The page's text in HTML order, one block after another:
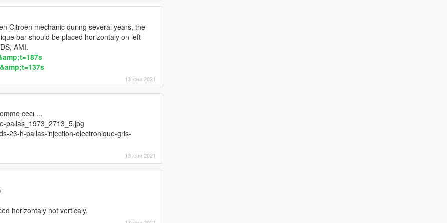
Citroen mechanic during several years, the
bar should be placed horizontaly on left
AMI.
13 юни 2021
ceci ...
pallas_1973_2713_5.jpg
23-h-pallas-injection-electronique-gris-
13 юни 2021
horizontaly not verticaly.